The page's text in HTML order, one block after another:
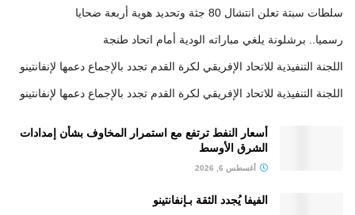
سلطات سبتة تعلن انتشال 80 جثة وتحديد هوية أربعة ضحايا
رسميا.. برشلونة يلغي مباراته الودية أمام اتحاد طنجة
اللجنة التنفيذية للاتحاد الإفريقي لكرة القدم تجدد بالإجماع دعمها لإنفانتينو
اللجنة التنفيذية للاتحاد الإفريقي لكرة القدم تجدد بالإجماع دعمها لإنفانتينو
أسعار النفط ترتفع مع استمرار المخاوف بشأن إمدادات
الشرق الأوسط
أغسطس 6, 2026
الفيفا يُجدد الثقة بـإنفانتينو